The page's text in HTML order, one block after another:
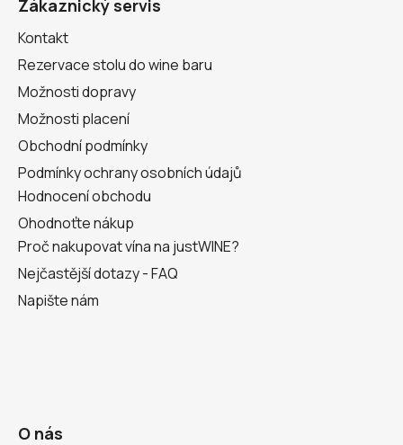
Zákaznický servis
Kontakt
Rezervace stolu do wine baru
Možnosti dopravy
Možnosti placení
Obchodní podmínky
Podmínky ochrany osobních údajů
Hodnocení obchodu
Ohodnoťte nákup
Proč nakupovat vína na justWINE?
Nejčastější dotazy - FAQ
Napište nám
O nás